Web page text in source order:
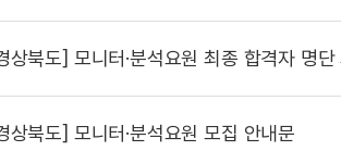
상북도] 모니터·분석요원 최종 합격자 명단
상북도] 모니터·분석요원 모집 안내문